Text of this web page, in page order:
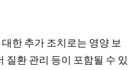
한 추가 조치로는 영양 보
질환 관리 등이 포함될 수 있